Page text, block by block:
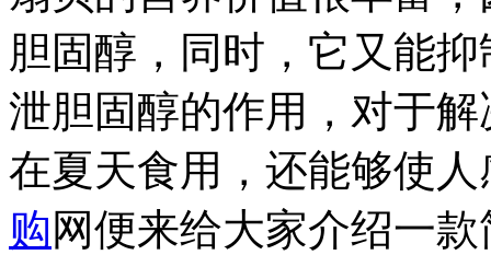
胆固醇，同时，它又能
泄胆固醇的作用，对于
在夏天食用，还能够使
购 网便来给大家介绍一